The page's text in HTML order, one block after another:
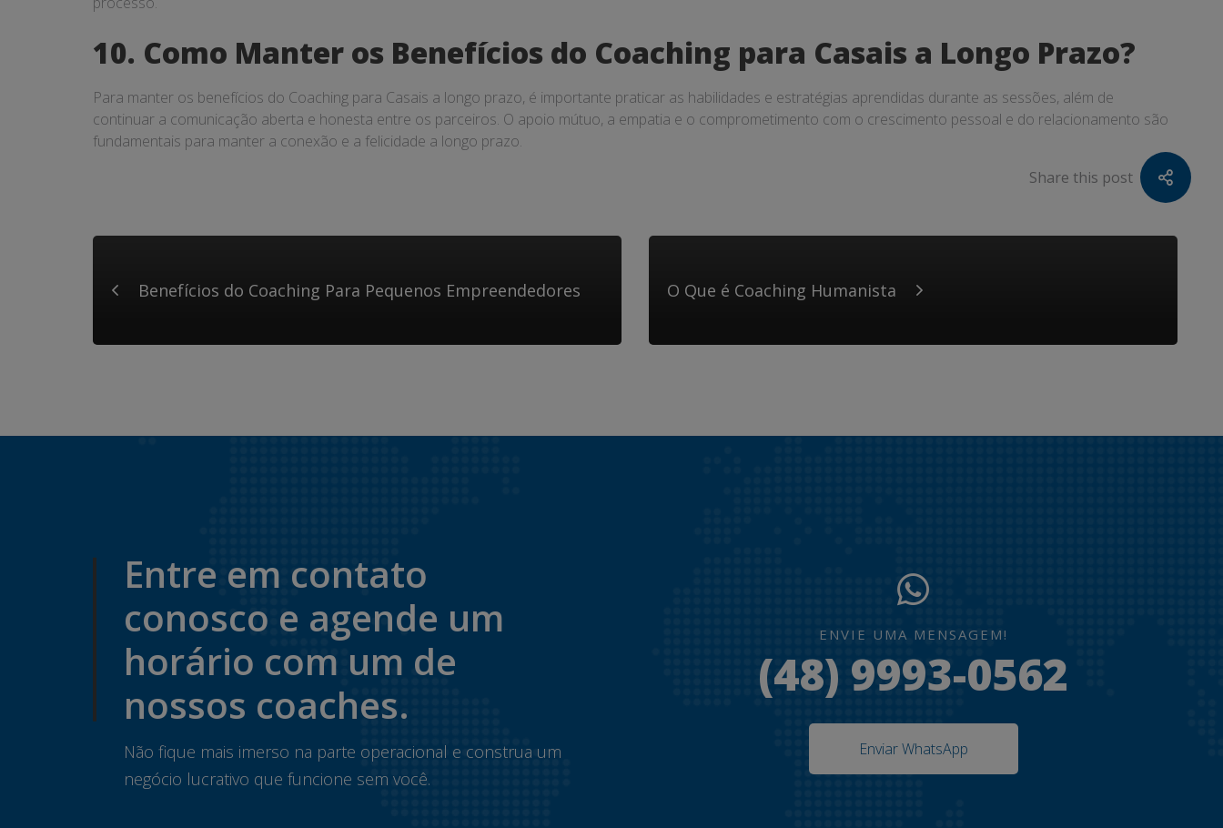
10. Como Manter os Benefícios do Coaching para Casais a Longo Prazo?
Para manter os benefícios do Coaching para Casais a longo prazo, é importante praticar as habilidades e estratégias aprendidas durante as sessões, além de
continuar a comunicação aberta e honesta entre os parceiros. O apoio mútuo, a empatia e o comprometimento com o crescimento pessoal e do relacionamento são
fundamentais para manter a conexão e a felicidade a longo prazo.
Share this post
Benefícios do Coaching Para Pequenos Empreendedores O Que é Coaching Humanista
Entre em contato
conosco e agende um
horário com um de
nossos coaches.
Não fique mais imerso na parte operacional e construa um
negócio lucrativo que funcione sem você.
ENVIE UMA MENSAGEM!
(48) 9993-0562
Enviar WhatsApp